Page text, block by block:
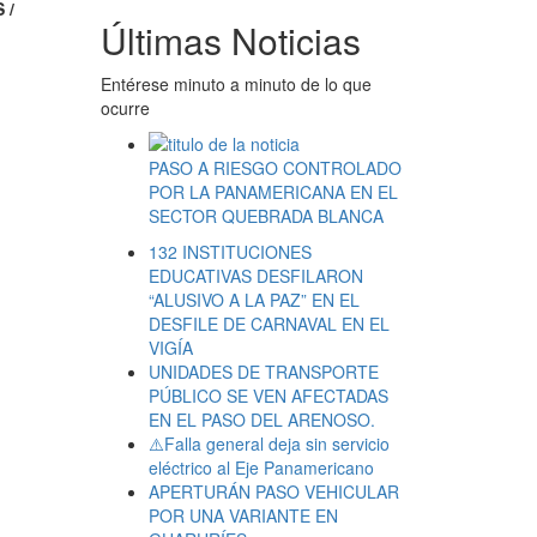
/
Últimas Noticias
Entérese minuto a minuto de lo que
ocurre
PASO A RIESGO CONTROLADO
POR LA PANAMERICANA EN EL
SECTOR QUEBRADA BLANCA
132 INSTITUCIONES
EDUCATIVAS DESFILARON
“ALUSIVO A LA PAZ” EN EL
DESFILE DE CARNAVAL EN EL
VIGÍA
UNIDADES DE TRANSPORTE
PÚBLICO SE VEN AFECTADAS
EN EL PASO DEL ARENOSO.
⚠️Falla general deja sin servicio
eléctrico al Eje Panamericano
APERTURÁN PASO VEHICULAR
POR UNA VARIANTE EN